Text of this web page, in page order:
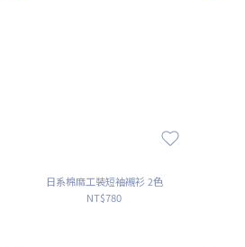
日系棉麻工裝短袖襯衫 2色
NT$780